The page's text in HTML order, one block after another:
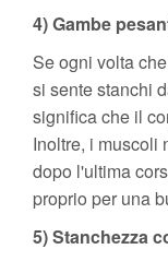
4) Gambe
Se ogni volta
si sente stanchi
significa che il
Inoltre, i muscoli
dopo l'ultima
proprio per una
5) Stanchezza